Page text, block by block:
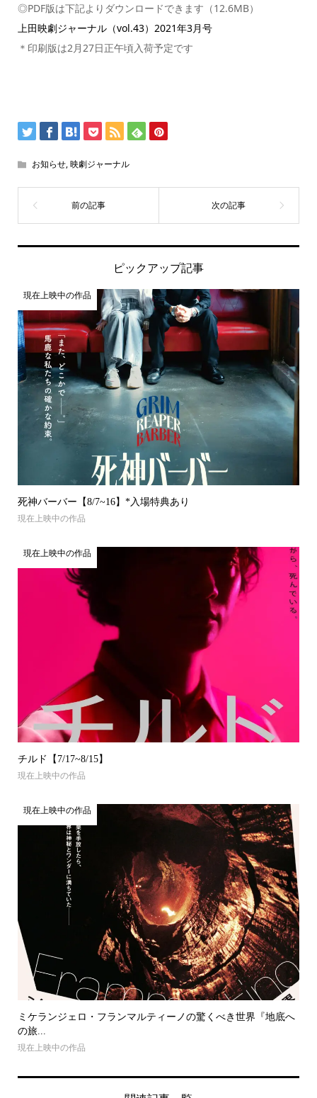
◎PDF版は下記よりダウンロードできます（12.6MB）
上田映劇ジャーナル（vol.43）2021年3月号
＊印刷版は2月27日正午頃入荷予定です
お知らせ,映劇ジャーナル
ピックアップ記事
現在上映中の作品
死神バーバー【8/7~16】*入場特典あり
現在上映中の作品
現在上映中の作品
チルド【7/17~8/15】
現在上映中の作品
現在上映中の作品
ミケランジェロ・フランマルティーノの驚くべき世界『地底へ
の旅...
現在上映中の作品